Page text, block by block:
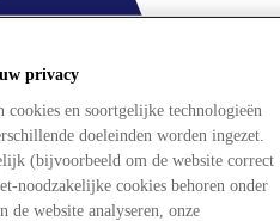
privacy
cookies en soortgelijke technologieën
doeleinden worden ingezet.
(bijvoorbeeld om de website correct
noodzakelijke cookies behoren onder
de website analyseren, onze